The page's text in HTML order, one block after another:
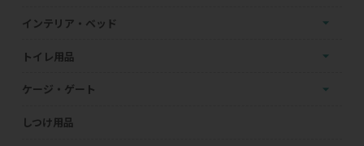
インテリア・ベッド
トイレ用品
ケージ・ゲート
しつけ用品